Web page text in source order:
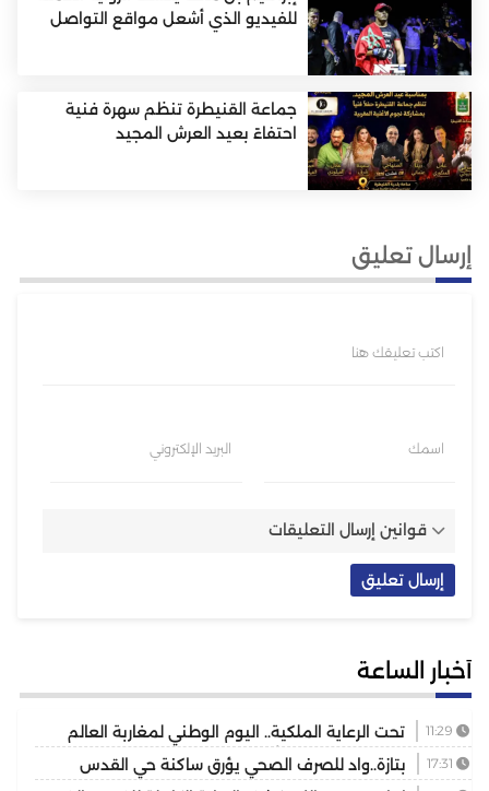
للفيديو الذي أشعل مواقع التواصل
جماعة القنيطرة تنظم سهرة فنية
احتفاءً بعيد العرش المجيد
إرسال تعليق
اكتب تعليقك هنا
اسمك البريد الإلكتروني
قوانين إرسال التعليقات
أخبار الساعة
تحت الرعاية الملكية.. اليوم الوطني لمغاربة العالم
يكرس دور الجالية في خدمة أوراش 2030
بتازة..واد للصرف الصحي يؤرق ساكنة حي القدس